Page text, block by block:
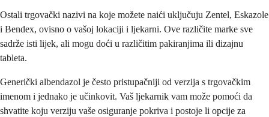
Ostali trgovački nazivi na koje možete naići uključuju Zentel, Eskazole
i Bendex, ovisno o vašoj lokaciji i ljekarni. Ove različite marke sve
sadrže isti lijek, ali mogu doći u različitim pakiranjima ili dizajnu
tableta.
Generički albendazol je često pristupačniji od verzija s trgovačkim
imenom i jednako je učinkovit. Vaš ljekarnik vam može pomoći da
shvatite koju verziju vaše osiguranje pokriva i postoje li opcije za